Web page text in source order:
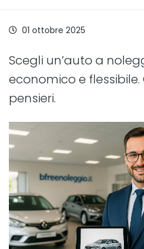
01 ottobre 2025
Scegli un’auto a
economico e flessibile.
pensieri.